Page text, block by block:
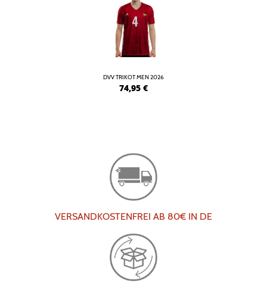
DVV TRIKOT MEN 2026
74,95 €
VERSANDKOSTENFREI AB 80€ IN DE